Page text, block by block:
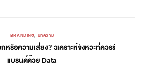
BRANDING, บทความ
หรือความเสี่ยง? วิเคราะห์จังหวะที่ควรรี
แบรนด์ด้วย Data